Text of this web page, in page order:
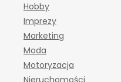
Hobby
Imprezy
Marketing
Moda
Motoryzacja